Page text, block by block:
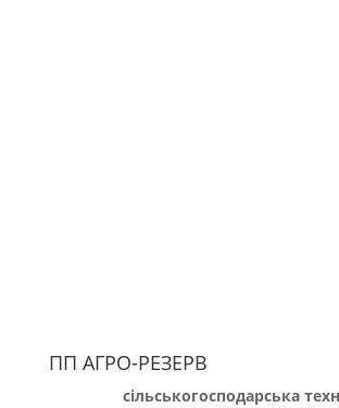
ПП АГРО-РЕЗЕРВ
сільськогосподарська